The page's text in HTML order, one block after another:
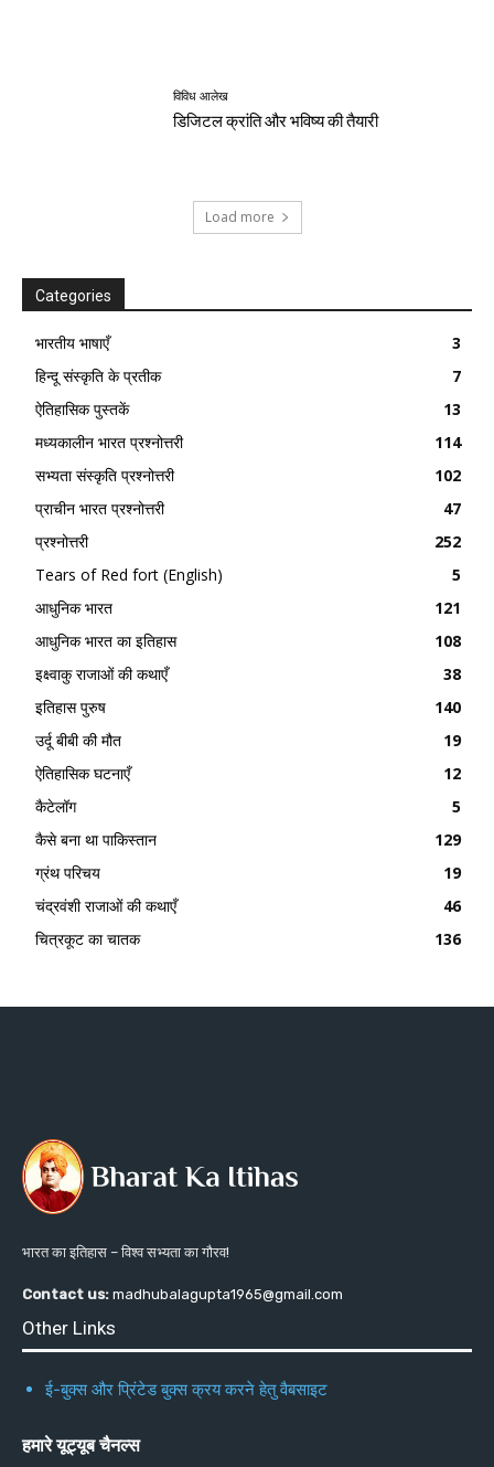
विविध आलेख
डिजिटल क्रांति और भविष्य की तैयारी
Load more
Categories
भारतीय भाषाएँ
3
हिन्दू संस्कृति के प्रतीक
7
ऐतिहासिक पुस्तकें
13
मध्यकालीन भारत प्रश्नोत्तरी
114
सभ्यता संस्कृति प्रश्नोत्तरी
102
प्राचीन भारत प्रश्नोत्तरी
47
प्रश्नोत्तरी
252
Tears of Red fort (English)
5
आधुनिक भारत
121
आधुनिक भारत का इतिहास
108
इक्ष्वाकु राजाओं की कथाएँ
38
इतिहास पुरुष
140
उर्दू बीबी की मौत
19
ऐतिहासिक घटनाएँ
12
कैटेलॉग
5
कैसे बना था पाकिस्तान
129
ग्रंथ परिचय
19
चंद्रवंशी राजाओं की कथाएँ
46
चित्रकूट का चातक
136
भारत का इतिहास – विश्व सभ्यता का गौरव!
Contact us: madhubalagupta1965@gmail.com
Other Links
ई-बुक्स और प्रिंटेड बुक्स क्रय करने हेतु वैबसाइट
हमारे यूट्यूब चैनल्स